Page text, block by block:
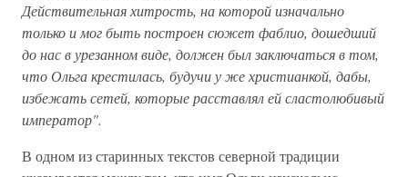
Действительная хитрость, на которой изначально
только и мог быть построен сюжет фаблио, дошедший
до нас в урезанном виде, должен был заключаться в том,
что Ольга крестилась, будучи у же христианкой, дабы,
избежать сетей, которые расставлял ей сластолюбивый
император".
В одном из старинных текстов северной традиции